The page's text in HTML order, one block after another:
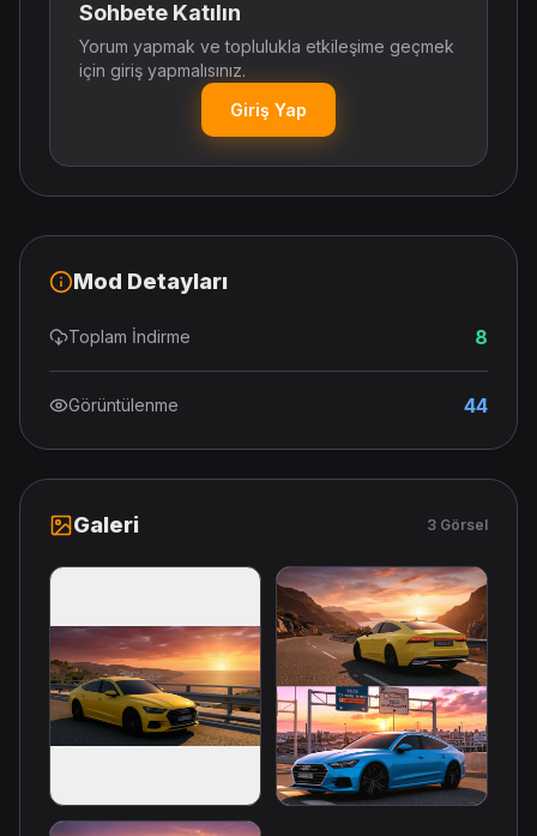
Sohbete Katılın
Yorum yapmak ve toplulukla etkileşime geçmek
için giriş yapmalısınız.
Giriş Yap
Mod Detayları
Toplam İndirme 8
Görüntülenme 44
Galeri 3 Görsel